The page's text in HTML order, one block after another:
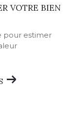
VOTRE BIEN
pour estimer